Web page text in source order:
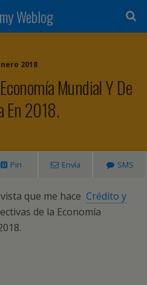
Weblog
2018
Mundial Y De
En 2018.
Pin Envía SMS
que me hace Crédito y
de la Economía